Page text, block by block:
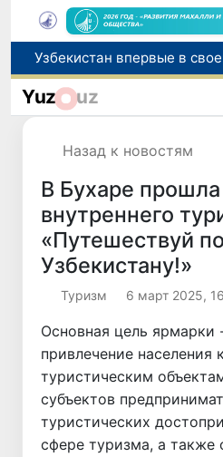
Yuz uz
Назад к новостям
В Бухаре
внутреннего
«Путешествуй по
Узбекистану!»
Туризм 6 март 2025,
Основная цель
привлечение
туристическим
субъектов
туристических
сфере туризма, а также